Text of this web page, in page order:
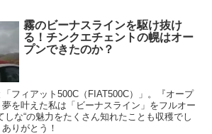
霧のビーナスラインを駆け抜け
る！チンクエチェントの幌はオー
プンできたのか？
フィアット500C（FIAT500C）」。『オープ
を叶えた私は「ビーナスライン」をフルオー
しな“の魅力をたくさん知れたことも収穫でし
りがとう！